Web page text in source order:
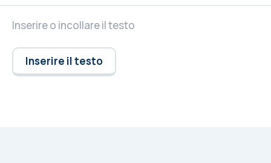
Inserire il testo